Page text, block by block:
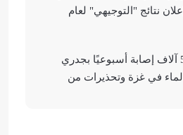
إعلان نتائج "التوجيهي" لعام
5 آلاف إصابة أسبوعيًا بجدري
الماء في غزة وتحذيرات من